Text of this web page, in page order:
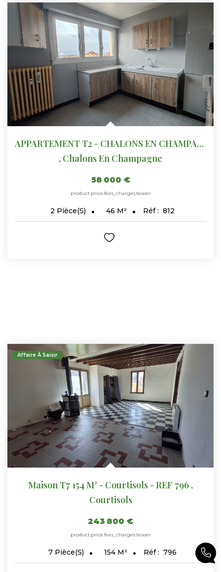
APPARTEMENT T2 - CHALONS EN CHAMPAGNE - REF 760
, Chalons En Champagne
58 000 €
product.price.fees_charges.teaser
2 Pièce(s) 46 M² Réf : 812
Affaire À Saisir
Maison T7 154 M² - Courtisols - REF 796 ,
Courtisols
243 800 €
product.price.fees_charges.teaser
7 Pièce(s) 154 M² Réf : 796